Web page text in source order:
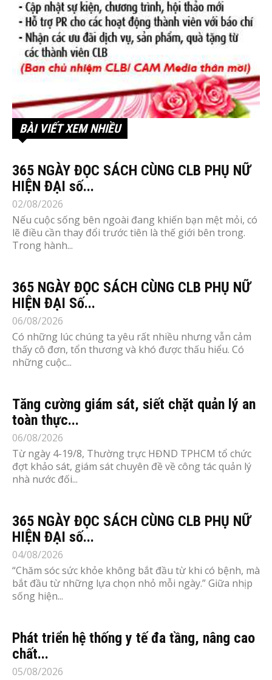
BÀI VIẾT XEM NHIỀU
365 NGÀY ĐỌC SÁCH CÙNG CLB PHỤ NỮ
HIỆN ĐẠI số...
02/08/2026
Nếu cuộc sống bên ngoài đang khiến bạn mệt mỏi, có
lẽ điều cần thay đổi trước tiên là thế giới bên trong.
Trong hành...
365 NGÀY ĐỌC SÁCH CÙNG CLB PHỤ NỮ
HIỆN ĐẠI Số...
06/08/2026
Có những lúc chúng ta yêu rất nhiều nhưng vẫn cảm
thấy cô đơn, tổn thương và khó được thấu hiểu. Có
những cuộc...
Tăng cường giám sát, siết chặt quản lý an
toàn thực...
06/08/2026
Từ ngày 4-19/8, Thường trực HĐND TPHCM tổ chức
đợt khảo sát, giám sát chuyên đề về công tác quản lý
nhà nước đối...
365 NGÀY ĐỌC SÁCH CÙNG CLB PHỤ NỮ
HIỆN ĐẠI số...
04/08/2026
“Chăm sóc sức khỏe không bắt đầu từ khi có bệnh, mà
bắt đầu từ những lựa chọn nhỏ mỗi ngày.” Giữa nhịp
sống hiện...
Phát triển hệ thống y tế đa tầng, nâng cao
chất...
05/08/2026